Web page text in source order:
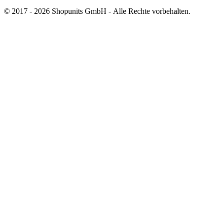
© 2017 - 2026 Shopunits GmbH - Alle Rechte vorbehalten.